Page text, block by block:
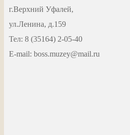
г.Верхний Уфалей,
ул.Ленина, д.159
Тел: 8 (35164) 2-05-40
Е-mail: boss.muzey@mail.ru